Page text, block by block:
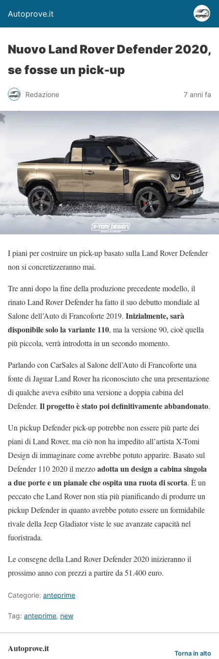
Autoprove.it
Nuovo Land Rover Defender 2020,
se fosse un pick-up
Redazione 7 anni fa
I piani per costruire un pick-up basato sulla Land Rover Defender
non si concretizzeranno mai.
Tre anni dopo la fine della produzione precedente modello, il
rinato Land Rover Defender ha fatto il suo debutto mondiale al
Salone dell’Auto di Francoforte 2019. Inizialmente, sarà
disponibile solo la variante 110, ma la versione 90, cioè quella
più piccola, verrà introdotta in un secondo momento.
Parlando con CarSales al Salone dell’Auto di Francoforte una
fonte di Jaguar Land Rover ha riconosciuto che una presentazione
di qualche aveva esibito una versione a doppia cabina del
Defender. Il progetto è stato poi definitivamente abbandonato.
Un pickup Defender pick-up potrebbe non essere più parte dei
piani di Land Rover, ma ciò non ha impedito all’artista X-Tomi
Design di immaginare come avrebbe potuto apparire. Basato sul
Defender 110 2020 il mezzoadotta un design a cabina singola
a due porte e un pianale che ospita una ruota di scorta. È un
peccato che Land Rover non stia più pianificando di produrre un
pickup Defender in quanto avrebbe potuto essere un formidabile
rivale della Jeep Gladiator viste le sue avanzate capacità nel
fuoristrada.
Le consegne della Land Rover Defender 2020 inizieranno il
prossimo anno con prezzi a partire da 51.400 euro.
Categorie: anteprime
Tag: anteprime, new
Autoprove.it Torna in alto